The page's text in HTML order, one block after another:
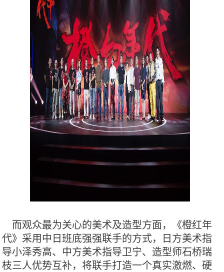
而观众最为关心的美术及造型方面，《橙红年
代》采用中日班底强强联手的方式，日方美术指
导小泽秀高、中方美术指导卫宁、造型师石桥瑞
枝三人优势互补，将联手打造一个真实激燃、硬